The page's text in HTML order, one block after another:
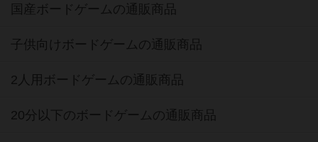
国産ボードゲームの通販商品
子供向けボードゲームの通販商品
2人用ボードゲームの通販商品
20分以下のボードゲームの通販商品